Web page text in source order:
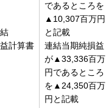
計算書
であるところを
▲10,307百万円
と記載
連結当期純損益
が▲33,336百万
円であるところ
を▲24,350百万
円と記載